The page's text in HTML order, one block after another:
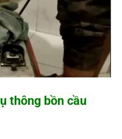
thông bồn cầu